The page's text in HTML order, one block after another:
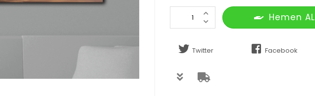
Hemen AL
Twitter Facebook